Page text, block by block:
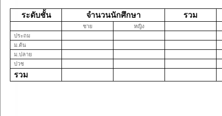
ระดับชั้น จำนวนนักศึกษา รวม
ชาย
หญิง
ประถม
ม.ต้น
ม.ปลาย
ปวช
รวม